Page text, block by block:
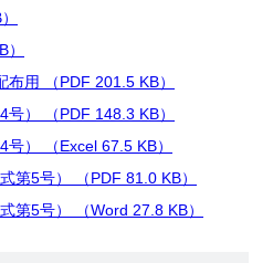
用 （PDF 201.5 KB）
） （PDF 148.3 KB）
） （Excel 67.5 KB）
第5号） （PDF 81.0 KB）
第5号） （Word 27.8 KB）